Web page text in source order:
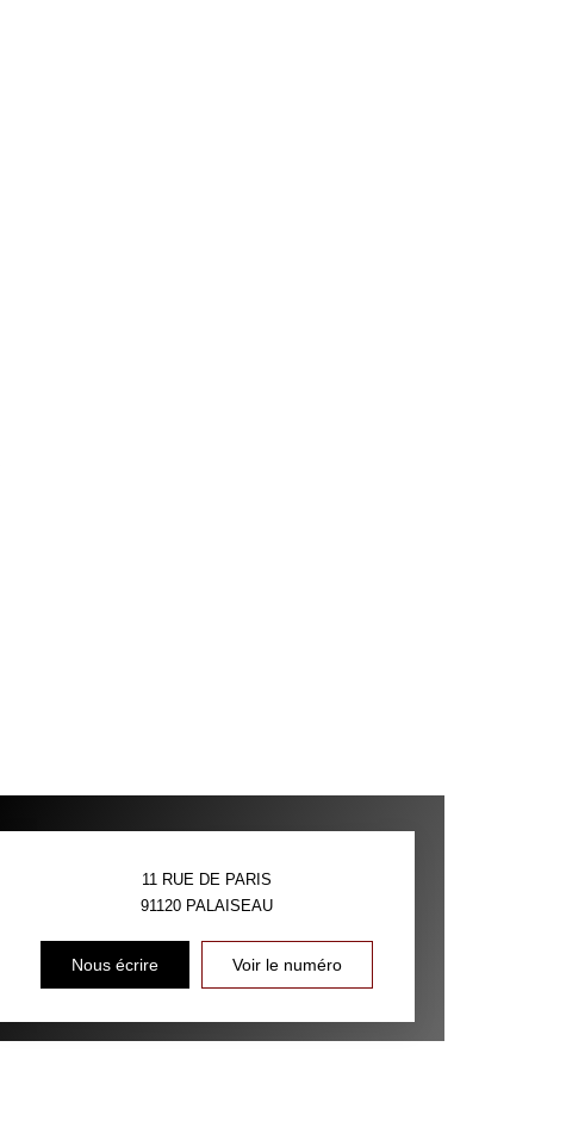
11 RUE DE PARIS
91120 PALAISEAU
Nous écrire Voir le numéro